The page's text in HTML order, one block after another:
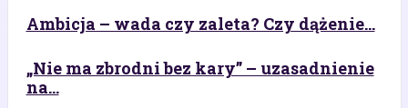
Ambicja – wada czy zaleta? Czy dążenie...
„Nie ma zbrodni bez kary” – uzasadnienie
na...